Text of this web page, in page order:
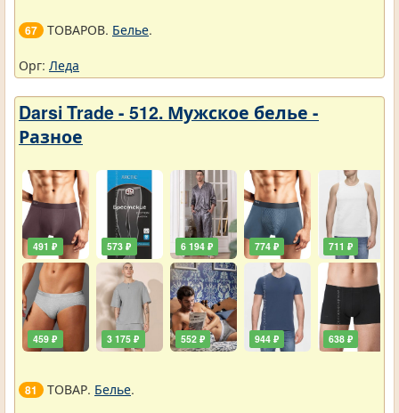
67 ТОВАРОВ. Белье.
Орг: Леда
Darsi Trade - 512. Мужское белье -
Разное
491 ₽
459 ₽
573 ₽
3 175 ₽
6 194 ₽
552 ₽
774 ₽
944 ₽
711 ₽
638 ₽
81 ТОВАР. Белье.